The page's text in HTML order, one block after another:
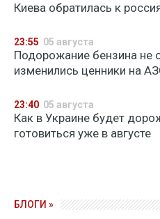
Киева обратилась к
23:55 05 августа
Подорожание бензина не
изменились ценники на
23:40 05 августа
Как в Украине будет
готовиться уже в августе
БЛОГИ »